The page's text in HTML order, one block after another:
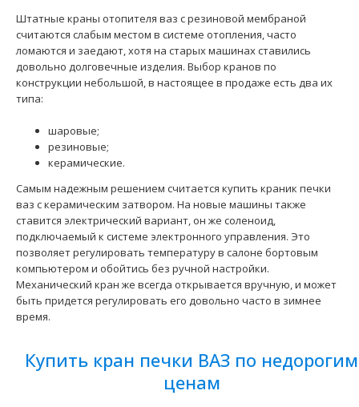
Кран отопителя ГАЗ-3302/2217 Лузар
Применение на автомобилях семейства ГАЗ-2217, 2705,
2752, 3221, 3302 и их модификаций. Марка Моде..
Штатные краны отопителя ваз с резиновой мембраной
считаются слабым местом в системе отопления, часто
ломаются и заедают, хотя на старых машинах ставились
довольно долговечные изделия. Выбор кранов по
конструкции небольшой, в настоящее в продаже есть два их
типа:
шаровые;
резиновые;
керамические.
Самым надежным решением считается купить краник печки
ваз с керамическим затвором. На новые машины также
ставится электрический вариант, он же соленоид,
подключаемый к системе электронного управления. Это
позволяет регулировать температуру в салоне бортовым
компьютером и обойтись без ручной настройки.
Механический кран же всегда открывается вручную, и может
быть придется регулировать его довольно часто в зимнее
время.
Купить кран печки ВАЗ по недорогим
ценам